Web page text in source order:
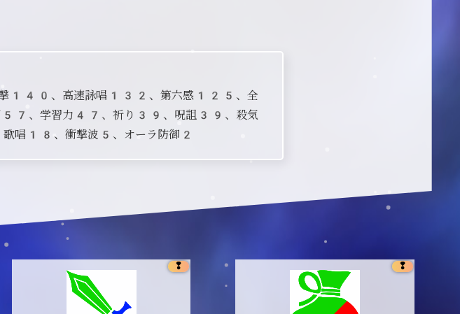
140、高速詠唱132、第六感125、全
、学習力47、祈り39、呪詛39、殺気
18、衝撃波5、オーラ防御2
❢ ❢